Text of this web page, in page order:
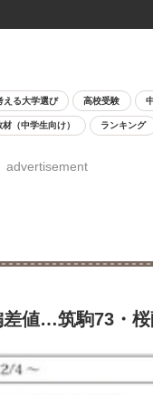
える大学選び 高校受験
（中学生向け） ランキング
advertisement
値…筑駒73・